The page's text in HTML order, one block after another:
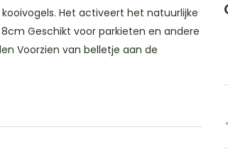
Het activeert het natuurlijke
Geschikt voor parkieten en andere
Voorzien van belletje aan de